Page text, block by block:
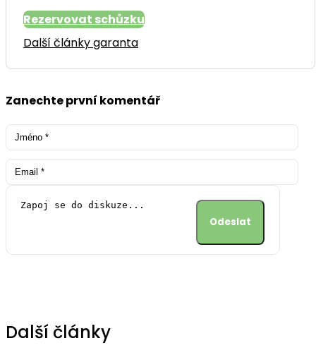
Rezervovat schůzku
Další články garanta
Zanechte první komentář
Další články